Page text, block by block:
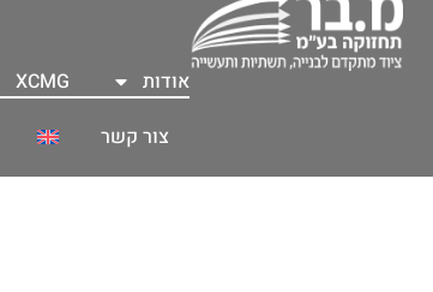
אודות
XCMG
צור קשר